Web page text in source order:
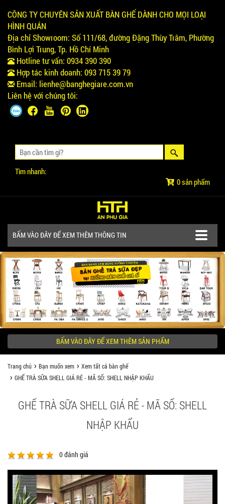
CÔNG TY CHUYÊN SẢN XUẤT BÀN GHẾ DÀNH CHO MỌI LOẠI
HÌNH QUÁN
Địa chỉ Showroom: Số 111/68, đường Đặng Thùy Trâm, Phường
Bình Lợi Trung, Tp. Hồ Chí Minh
Hotline tư vấn: 0934 390 390
Hợp tác kinh doanh: 093 715 39 79
Email: lienhe@banghegiare.com.vn
Liên hệ với chúng tôi:
Tìm nhanh:
0 sản phẩm
BẤM VÀO ĐÂY ĐỂ XEM THÊM THÔNG TIN
SẢN PHẨM
CÔNG TRÌNH
KHÁCH HÀNG NÊN BIẾT
BẤM VÀO ĐÂY ĐỂ XEM THÊM SẢN PHẨM
Trang chủ Bạn muốn xem
Xem tất cả bàn ghế
GHẾ TRÀ SỮA SHELL GIÁ RẺ - MÃ SỐ: SHELL NHẬP KHẨU
GHẾ TRÀ SỮA SHELL GIÁ RẺ - MÃ SỐ: SHELL
NHẬP KHẨU
0đánh giá